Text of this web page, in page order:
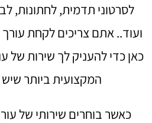
לסרטוני תדמית, לחתונות,
ועוד.. אתם צריכים לקחת עורך
כאן כדי להעניק לך שירות של
המקצועית ביותר
כאשר בוחרים שירותי של